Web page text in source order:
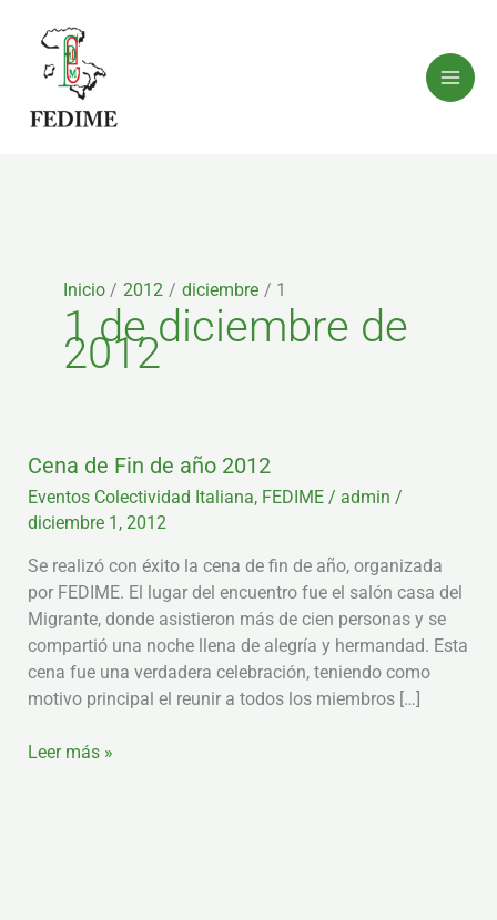
contenido
Inicio 2012 diciembre 1
1 de diciembre de
2012
Cena de Fin de año 2012
Eventos Colectividad Italiana, FEDIME/ admin /
diciembre 1, 2012
Se realizó con éxito la cena de fin de año, organizada
por FEDIME. El lugar del encuentro fue el salón casa del
Migrante, donde asistieron más de cien personas y se
compartió una noche llena de alegría y hermandad. Esta
cena fue una verdadera celebración, teniendo como
motivo principal el reunir a todos los miembros […]
Cena
de
Fin
año
2012
Leer más »